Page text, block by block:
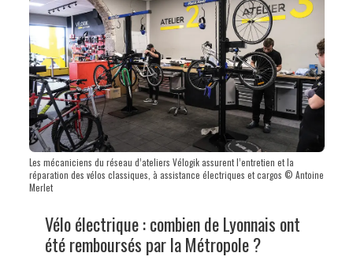
Les mécaniciens du réseau d’ateliers Vélogik assurent l’entretien et la
réparation des vélos classiques, à assistance électriques et cargos © Antoine
Merlet
Vélo électrique : combien de Lyonnais ont
été remboursés par la Métropole ?